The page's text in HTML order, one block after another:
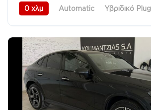
0 χλμ Automatic
Υβριδικό